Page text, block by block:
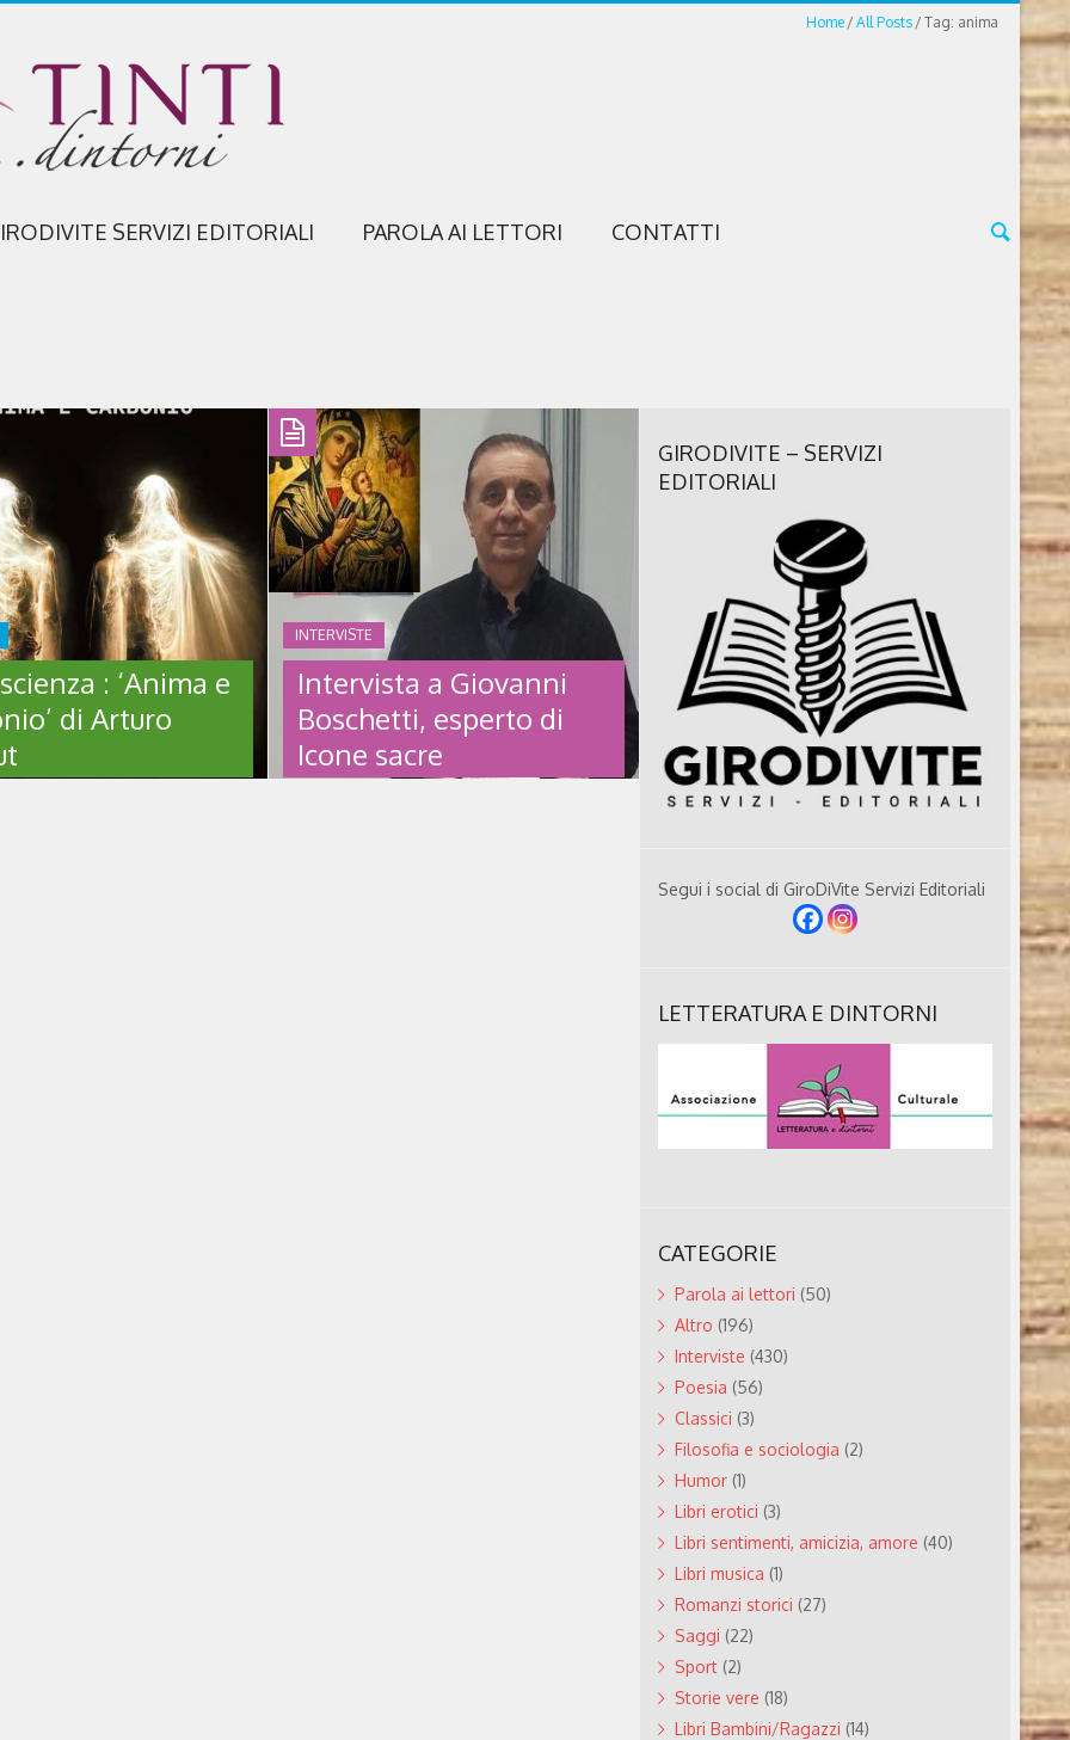
Home All Posts Tag: anima
SERVIZI EDITORIALI PAROLA AI LETTORI CONTATTI
: ‘Anima e
di Arturo
INTERVISTE
Intervista a Giovanni
Boschetti, esperto di
Icone sacre
GIRODIVITE – SERVIZI
EDITORIALI
Segui i social di GiroDiVite Servizi Editoriali
LETTERATURA E DINTORNI
CATEGORIE
Parola ai lettori (50)
Altro (196)
Interviste (430)
Poesia (56)
Classici (3)
Filosofia e sociologia (2)
Humor(1)
Libri erotici (3)
Libri sentimenti, amicizia, amore (40)
Libri musica (1)
Romanzi storici (27)
Saggi (22)
Sport(2)
Storie vere (18)
Libri Bambini/Ragazzi (14)